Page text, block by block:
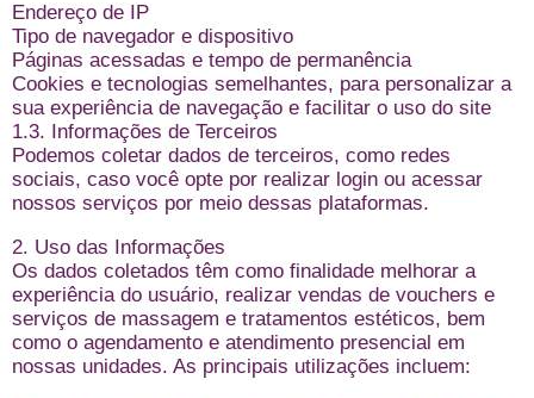
Endereço de IP
Tipo de navegador e dispositivo
Páginas acessadas e tempo de permanência
Cookies e tecnologias semelhantes, para personalizar a
sua experiência de navegação e facilitar o uso do site
1.3. Informações de Terceiros
Podemos coletar dados de terceiros, como redes
sociais, caso você opte por realizar login ou acessar
nossos serviços por meio dessas plataformas.
2. Uso das Informações
Os dados coletados têm como finalidade melhorar a
experiência do usuário, realizar vendas de vouchers e
serviços de massagem e tratamentos estéticos, bem
como o agendamento e atendimento presencial em
nossas unidades. As principais utilizações incluem: